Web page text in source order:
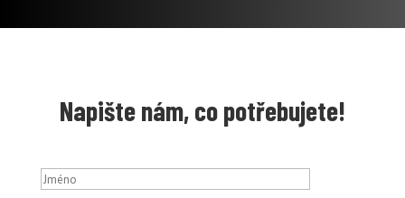
Napište nám, co potřebujete!